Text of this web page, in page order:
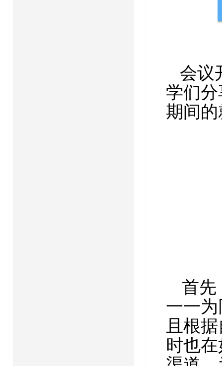
会议
学们
期间
首先
一一
且根
时也